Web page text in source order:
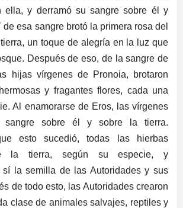
ella, y derramó su sangre sobre él y
de esa sangre brotó la primera rosa del
un toque de alegría en la luz que
Después de eso, de la sangre de
hijas vírgenes de Pronoia, brotaron
y fragantes flores, cada una
Al enamorarse de Eros, las vírgenes
sangre sobre él y sobre la tierra.
esto sucedió, todas las hierbas
la tierra, según su especie, y
sí la semilla de las Autoridades y sus
de todo esto, las Autoridades crearon
clase de animales salvajes, reptiles y